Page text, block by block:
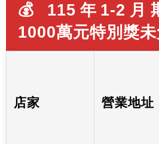
💰 115年1-2月
1000萬元特別獎
店家 營業地址